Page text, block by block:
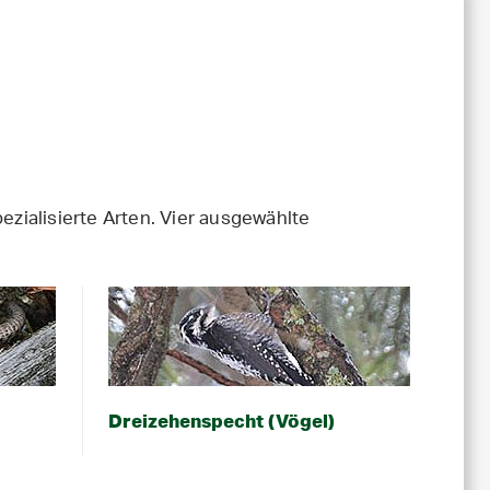
Arten. Vier ausgewählte
Dreizehenspecht (Vögel)